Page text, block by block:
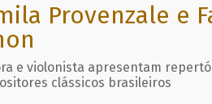
Provenzale e
e violonista apresentam
clássicos brasileiros